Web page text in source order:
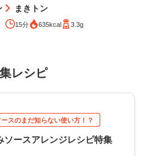
まきトン
15分 635kcal 3.3g
レシピ
スのまだ知らない使い方！？
ソースアレンジレシピ特集